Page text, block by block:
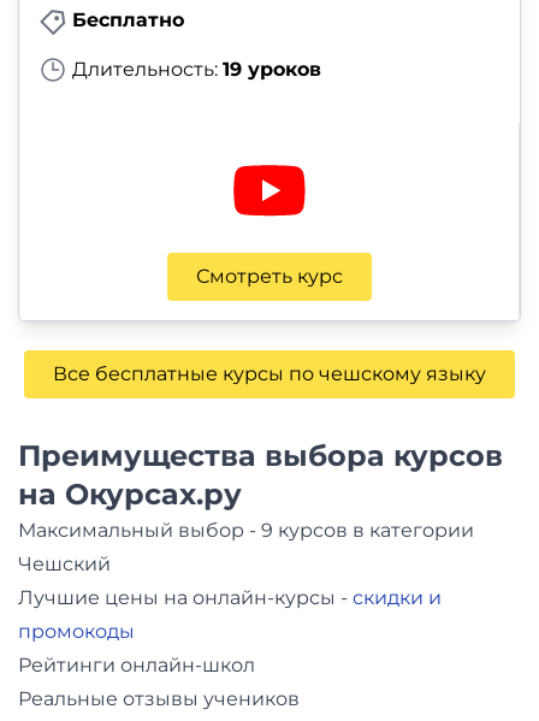
Бесплатно
Длительность: 19 уроков
Смотреть курс
Все бесплатные курсы по чешскому языку
Преимущества выбора курсов
на Окурсах.ру
Максимальный выбор - 9 курсов в категории
Чешский
Лучшие цены на онлайн-курсы - скидки и
промокоды
Рейтинги онлайн-школ
Реальные отзывы учеников